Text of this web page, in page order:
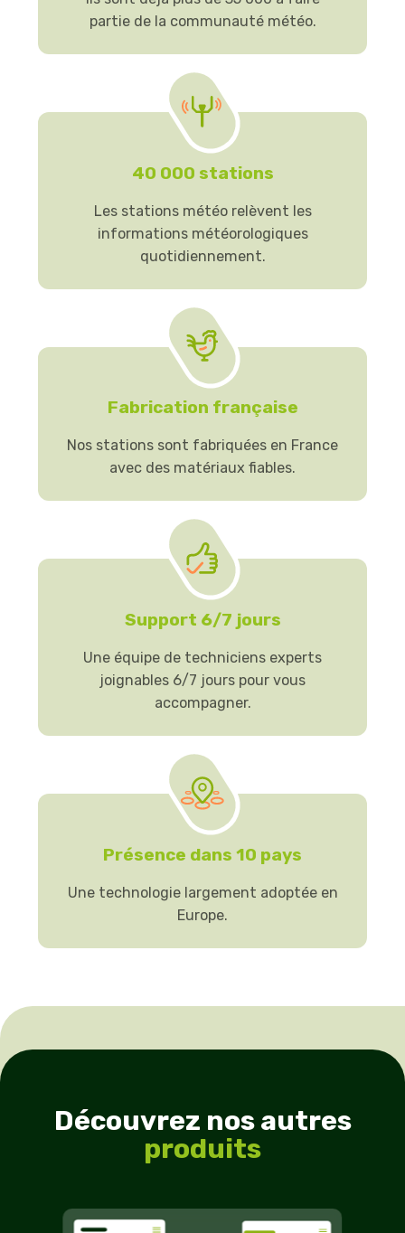
partie de la communauté météo.
40 000 stations
Les stations météo relèvent les
informations météorologiques
quotidiennement.
Fabrication française
Nos stations sont fabriquées en France
avec des matériaux fiables.
Support 6/7 jours
Une équipe de techniciens experts
joignables 6/7 jours pour vous
accompagner.
Présence dans 10 pays
Une technologie largement adoptée en
Europe.
Découvrez nos autres
produits